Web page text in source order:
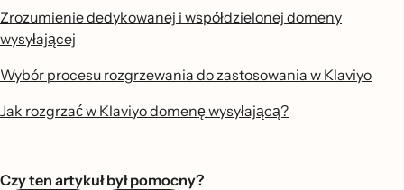
Zrozumienie dedykowanej i współdzielonej domeny
wysyłającej
Wybór procesu rozgrzewania do zastosowania w Klaviyo
Jak rozgrzać w Klaviyo domenę wysyłającą?
Czy ten artykuł był pomocny?